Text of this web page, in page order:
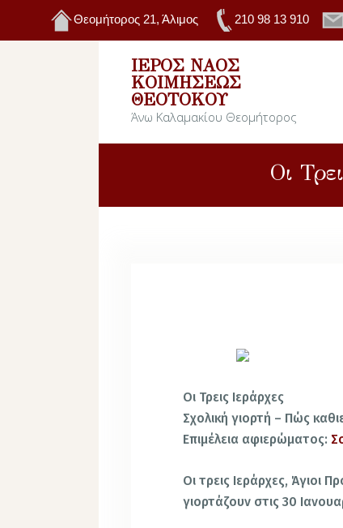
Θεομήτορος 21, Άλιμος 210 98 13 910
ΙΕΡΌΣ ΝΑΌΣ
ΚΟΙΜΉΣΕΩΣ
ΘΕΟΤΌΚΟΥ
Άνω Καλαμακίου Θεομήτορος
Οι
Οι Τρεις Ιεράρχες
Σχολική γιορτή – Πώς
Επιμέλεια αφιερώματος:
Οι τρεις Ιεράρχες, Άγιοι
γιορτάζουν στις 30